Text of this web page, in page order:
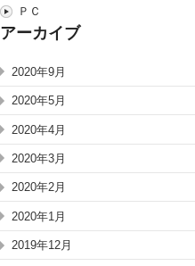
ＰＣ
アーカイブ
2020年9月
2020年5月
2020年4月
2020年3月
2020年2月
2020年1月
2019年12月